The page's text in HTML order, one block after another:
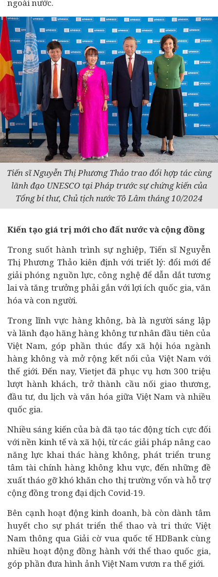
ngoài nước.
Tiến sĩ Nguyễn Thị Phương Thảo trao đổi hợp tác cùng
lãnh đạo UNESCO tại Pháp trước sự chứng kiến của
Tổng bí thư, Chủ tịch nước Tô Lâm tháng 10/2024
Kiến tạo giá trị mới cho đất nước và cộng đồng
Trong suốt hành trình sự nghiệp, Tiến sĩ Nguyễn
Thị Phương Thảo kiên định với triết lý: đổi mới để
giải phóng nguồn lực, công nghệ để dẫn dắt tương
lai và tăng trưởng phải gắn với lợi ích quốc gia, văn
hóa và con người.
Trong lĩnh vực hàng không, bà là người sáng lập
và lãnh đạo hãng hàng không tư nhân đầu tiên của
Việt Nam, góp phần thúc đẩy xã hội hóa ngành
hàng không và mở rộng kết nối của Việt Nam với
thế giới. Đến nay, Vietjet đã phục vụ hơn 300 triệu
lượt hành khách, trở thành cầu nối giao thương,
đầu tư, du lịch và văn hóa giữa Việt Nam và nhiều
quốc gia.
Nhiều sáng kiến của bà đã tạo tác động tích cực đối
với nền kinh tế và xã hội, từ các giải pháp nâng cao
năng lực khai thác hàng không, phát triển trung
tâm tài chính hàng không khu vực, đến những đề
xuất tháo gỡ khó khăn cho thị trường vốn và hỗ trợ
cộng đồng trong đại dịch Covid-19.
Bên cạnh hoạt động kinh doanh, bà còn dành tâm
huyết cho sự phát triển thể thao và tri thức Việt
Nam thông qua Giải cờ vua quốc tế HDBank cùng
nhiều hoạt động đồng hành với thể thao quốc gia,
góp phần đưa hình ảnh Việt Nam vươn ra thế giới.